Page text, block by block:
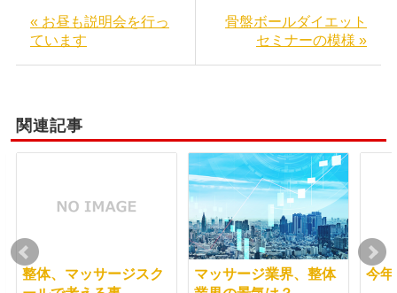
« お昼も説明会を行っ
ています
骨盤ボールダイエット
セミナーの模様 »
関連記事
整体、マッサージスク
マッサージ業界、整体
今